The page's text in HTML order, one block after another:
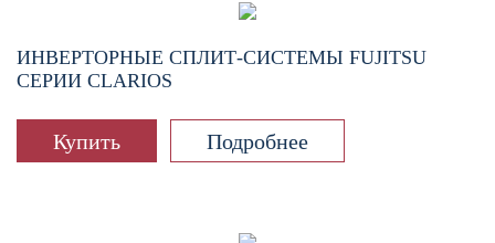
ИНВЕРТОРНЫЕ СПЛИТ-СИСТЕМЫ FUJITSU
СЕРИИ CLARIOS
Купить Подробнее